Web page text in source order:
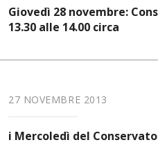
Giovedì 28 novembre:
13.30 alle 14.00 circa
27 NOVEMBRE 2013
i Mercoledì del